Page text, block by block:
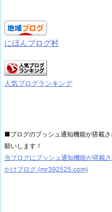
にほんブログ村
人気ブログランキング
■ブログのプッシュ通知機能が搭載
願いします！
当ブログにプッシュ通知機能が搭載
かけブログ (mr392525.com)